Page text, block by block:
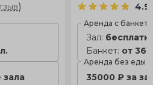
)
зала
4.9
Аренда с
Зал:
Банкет: от
Аренда без еды
35000 ₽ за